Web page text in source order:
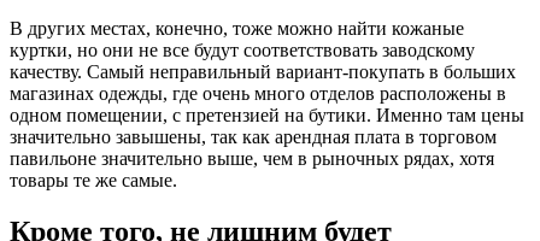
В других местах, конечно, тоже можно найти кожаные
куртки, но они не все будут соответствовать заводскому
качеству. Самый неправильный вариант-покупать в больших
магазинах одежды, где очень много отделов расположены в
одном помещении, с претензией на бутики. Именно там цены
значительно завышены, так как арендная плата в торговом
павильоне значительно выше, чем в рыночных рядах, хотя
товары те же самые.
Кроме того, не лишним будет